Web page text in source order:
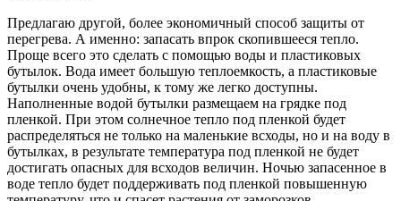
Предлагаю другой, более экономичный способ защиты от
перегрева. А именно: запасать впрок скопившееся тепло.
Проще всего это сделать с помощью воды и пластиковых
бутылок. Вода имеет большую теплоемкость, а пластиковые
бутылки очень удобны, к тому же легко доступны.
Наполненные водой бутылки размещаем на грядке под
пленкой. При этом солнечное тепло под пленкой будет
распределяться не только на маленькие всходы, но и на воду в
бутылках, в результате температура под пленкой не будет
достигать опасных для всходов величин. Ночью запасенное в
воде тепло будет поддерживать под пленкой повышенную